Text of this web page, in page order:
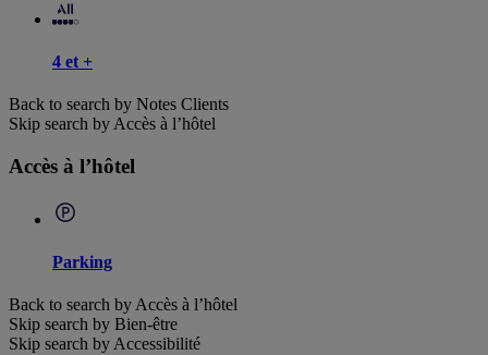
4 et +
Back to search by Notes Clients
Skip search by Accès à l’hôtel
Accès à l’hôtel
Parking
Back to search by Accès à l’hôtel
Skip search by Bien-être
Skip search by Accessibilité